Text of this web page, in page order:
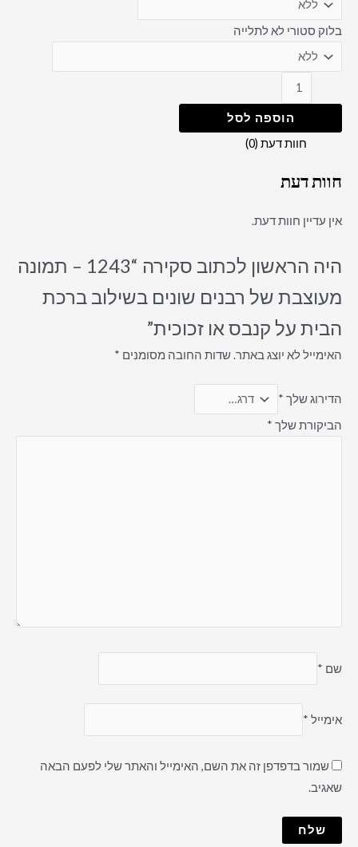
בלוק סטורי לא לתלייה
הוספה לסל
חוות דעת (0)
חוות דעת
אין עדיין חוות דעת.
היה הראשון לכתוב סקירה “1243 – תמונה
מעוצבת של רבנים שונים בשילוב ברכת
הבית על קנבס או זכוכית”
האימייל לא יוצג באתר.שדות החובה מסומנים *
הדירוג שלך *
הביקורת שלך *
שם *
אימייל *
שמור בדפדפן זה את השם, האימייל והאתר שלי לפעם הבאה
שאגיב.